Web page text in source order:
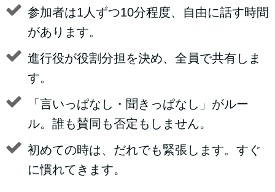
参加者は1人ずつ10分程度、自由に話す時間
があります。
進行役が役割分担を決め、全員で共有しま
す。
「言いっぱなし・聞きっぱなし」がルー
ル。誰も賛同も否定もしません。
初めての時は、だれでも緊張します。すぐ
に慣れてきます。